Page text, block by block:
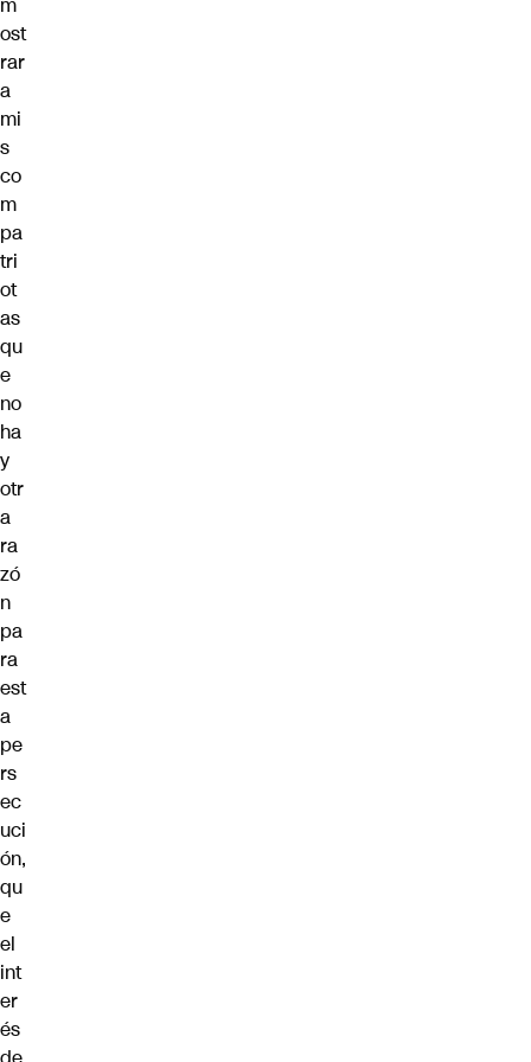
ost
rar
a
mi
s
co
m
pa
tri
ot
as
qu
e
no
ha
y
otr
a
ra
zó
n
pa
ra
est
a
pe
rs
ec
uci
ón,
qu
e
el
int
er
és